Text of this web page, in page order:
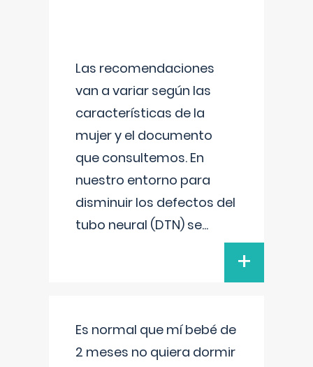
Las recomendaciones
van a variar según las
características de la
mujer y el documento
que consultemos. En
nuestro entorno para
disminuir los defectos del
tubo neural (DTN) se...
+
Es normal que mí bebé de
2 meses no quiera dormir